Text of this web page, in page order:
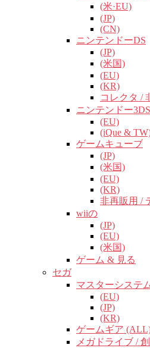
(米·EU)
(JP)
(CN)
ニンテンドーDS
(JP)
(米国)
(EU)
(KR)
コレクタ /
ニンテンドー3DS
(EU)
(iQue &
ゲームキューブ
(JP)
(米国)
(EU)
(KR)
非再販用 /
wiiの
(JP)
(EU)
(米国)
ゲーム & 見る
セガ
マスターシステ
(EU)
(JP)
(KR)
ゲームギア
メガドライブ /